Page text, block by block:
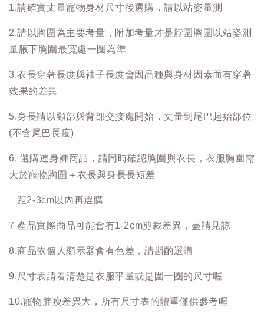
1.請確實丈量寵物身材尺寸後選購，請以站姿量測
2.請以胸圍為主要考量，附加考量才是脖圍胸圍以站姿測
量腋下胸圍最寬處一圈為準
3.衣長穿著長度與袖子長度會因品種與身材因素而有穿著
效果的差異
5.身長請以頸部與背部交接處開始，丈量到尾巴起始部位
(不含尾巴長度)
6. 選購連身褲商品，請同時確認胸圍與衣長，衣服胸圍需
大於寵物胸圍＋衣長與身長長短差
距2-3cm以內再選購
7 產品實際商品可能會有1-2cm剪裁差異，盡請見諒
8.商品依個人顯示器會有色差，請斟酌選購
9.尺寸表請看清楚是衣服平量或是圍一圈的尺寸喔
10.寵物胖瘦差異大，所有尺寸表的體重僅供參考喔